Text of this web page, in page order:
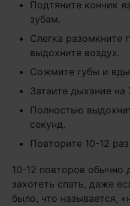
Подтяните кончик
зубам.
Слегка разомкните
выдохните воздух.
Сожмите губы и
Затаите дыхание на
Полностью
секунд.
Повторите 10-12 раз.
10-12 повторов обычно
захотеть спать, даже
было, что называется,